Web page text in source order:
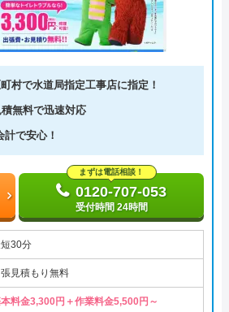
村で水道局指定工事店に指定！
無料で迅速対応
で安心！
まずは電話相談！
0120-707-053
受付時間 24時間
30分
見積もり無料
料金3,300円＋作業料金5,500円～